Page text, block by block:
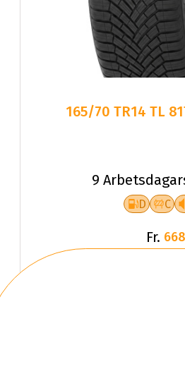
165/70 TR14 TL
9
D C
Fr.